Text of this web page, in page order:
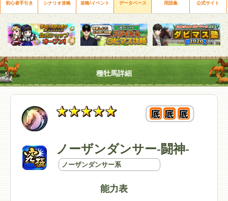
初心者手引き シナリオ攻略 攻略/イベント データベース 用語集 公式サイト
種牡馬詳細
ノーザンダンサー-闘神-
ノーザンダンサー系
能力表